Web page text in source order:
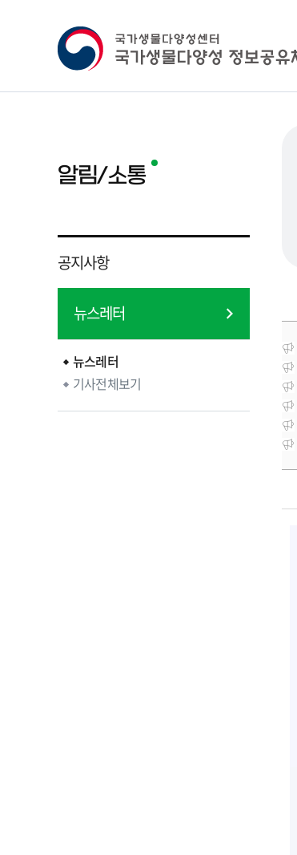
알림/소통
공지사항
뉴스레터
뉴스레터
기사전체보기